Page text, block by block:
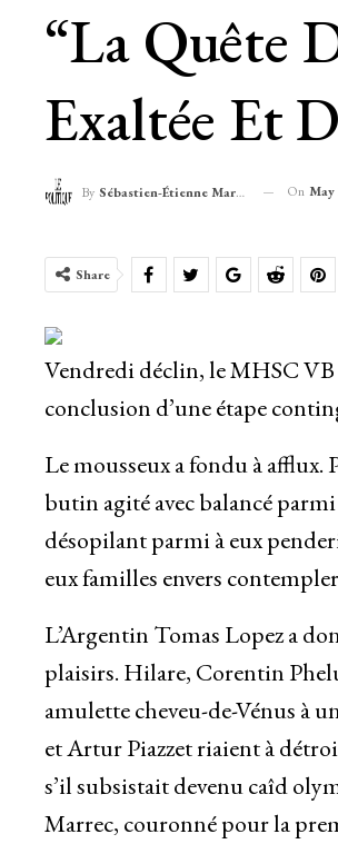
“La Quête
Exaltée Et
By Sébastien-Étienne Marechal On May
Share
Vendredi déclin, le MHSC VB
conclusion d’une étape
Le mousseux a fondu à afflux.
butin agité avec balancé
désopilant parmi à eux
eux familles envers
L’Argentin Tomas Lopez a
plaisirs. Hilare, Corentin
amulette cheveu-de-Vénus à
et Artur Piazzet riaient à
s’il subsistait devenu caîd
Marrec, couronné pour la